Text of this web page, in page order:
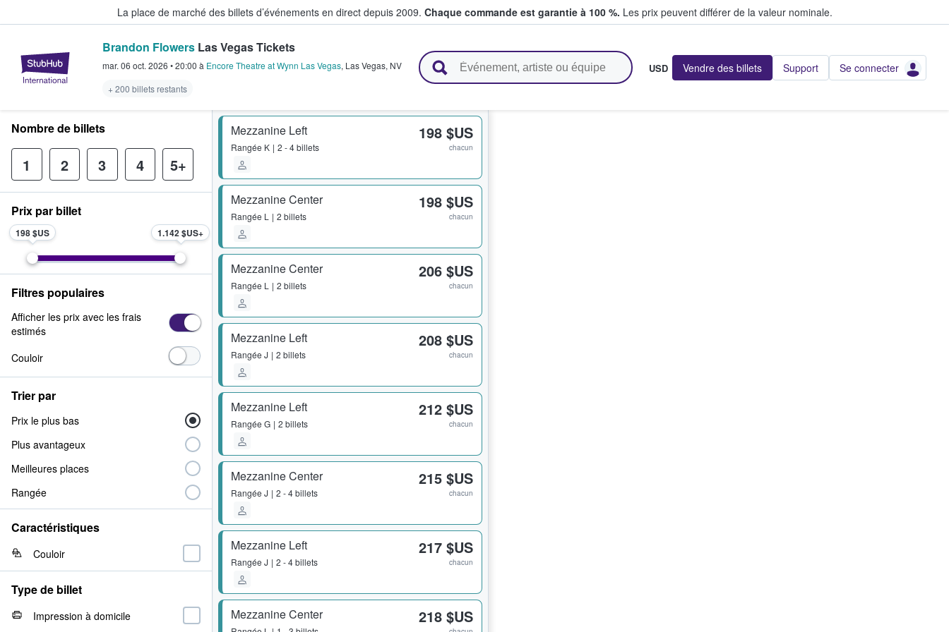
La place de marché des billets d’événements en direct depuis 2009. Chaque commande est garantie à 100 %. Les prix peuvent différer de la valeur nominale.
StubHub - Où les fans achètent et vendent des billets
Brandon Flowers Las Vegas Tickets
mar. 06 oct. 2026 •20:00 à Encore Theatre at Wynn Las Vegas, Las Vegas, NV
+ 200 billets restants
USD Vendre des billets Support Se connecter
Mezzanine Left
Rangée K 2 - 4 billets
198 $US
chacun
Mezzanine Center
Rangée L 2 billets
198 $US
chacun
Mezzanine Center
Rangée L 2 billets
206 $US
chacun
Mezzanine Left
Rangée J 2 billets
208 $US
chacun
Mezzanine Left
Rangée G 2 billets
212 $US
chacun
Mezzanine Center
Rangée J 2 - 4 billets
215 $US
chacun
Mezzanine Left
Rangée J 2 - 4 billets
217 $US
chacun
Mezzanine Center 218 $US
Nombre de billets
1 2 3 4 5+
Prix par billet
198 $US 1.142 $US
Filtres populaires
Afficher les prix avec les frais
estimés
Couloir
Trier par
Prix le plus bas
Plus avantageux
Meilleures places
Rangée
Caractéristiques
Couloir
Type de billet
Impression à domicile